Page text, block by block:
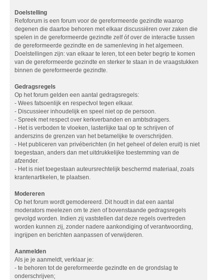
Doelstelling
Refoforum is een forum voor de gereformeerde gezindte waarop
degenen die daartoe behoren met elkaar discussiëren over zaken die
spelen in de gereformeerde gezindte zelf óf over de interactie tussen
de gereformeerde gezindte en de samenleving in het algemeen.
Doelstellingen zijn: van elkaar te leren, tot een beter begrip te komen
van de gereformeerde gezindte en sterker te staan in de vraagstukken
binnen de gereformeerde gezindte.
Gedragsregels
Op het forum gelden een aantal gedragsregels:
- Wees fatsoenlijk en respectvol tegen elkaar.
- Discussieer inhoudelijk en speel niet op de persoon.
- Spreek met respect over kerkverbanden en ambtsdragers.
- Het is verboden te vloeken, lasterlijke taal op te schrijven of
anderszins de grenzen van het betamelijke te overschrijden.
- Het publiceren van privéberichten (in het geheel of delen eruit) is niet
toegestaan, anders dan met uitdrukkelijke toestemming van de
afzender.
- Het is niet toegestaan auteursrechtelijk beschermd materiaal, zoals
krantenartikelen, te plaatsen.
Modereren
Op het forum wordt gemodereerd. Dit houdt in dat een aantal
moderators meelezen om te zien of bovenstaande gedragsregels
gevolgd worden. Indien zij vaststellen dat deze regels overtreden
worden kunnen zij, zonder nadere aankondiging of verantwoording,
ingrijpen en berichten aanpassen of verwijderen.
Aanmelden
Als je je aanmeldt, verklaar je:
- te behoren tot de gereformeerde gezindte en de grondslag te
onderschrijven;